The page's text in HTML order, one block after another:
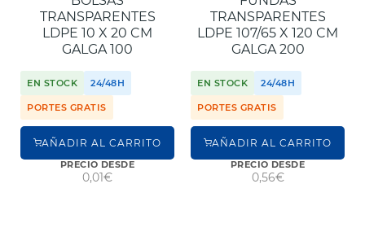
TRANSPARENTES
LDPE 10 X 20 CM
GALGA 100
EN STOCK 24/48H
PORTES GRATIS
AÑADIR AL CARRITO
PRECIO DESDE
0,01€
TRANSPARENTES
LDPE 107/65 X 120 CM
GALGA 200
EN STOCK 24/48H
PORTES GRATIS
AÑADIR AL CARRITO
PRECIO DESDE
0,56€